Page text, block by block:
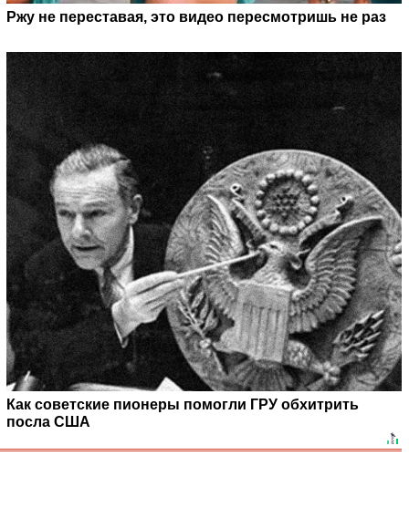
Ржу не переставая, это видео пересмотришь не раз
Как советские пионеры помогли ГРУ обхитрить
посла США